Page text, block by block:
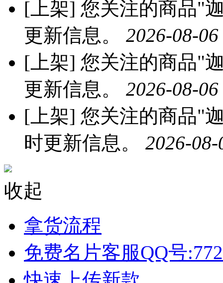
[上架] 您关注的商品"
更新信息。 2026-08-
[上架] 您关注的商品"
更新信息。 2026-08-
[上架] 您关注的商品"
时更新信息。 2026-
收起
拿货流程
免费名片客服QQ号